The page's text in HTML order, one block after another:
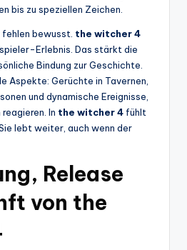
bis zu speziellen Zeichen.
bewusst. the witcher 4
Erlebnis. Das stärkt die
Bindung zur Geschichte.
Aspekte: Gerüchte in Tavernen,
und dynamische Ereignisse,
In the witcher 4 fühlt
lebt weiter, auch wenn der
Release
von the